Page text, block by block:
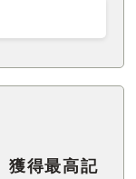
獲得最高記